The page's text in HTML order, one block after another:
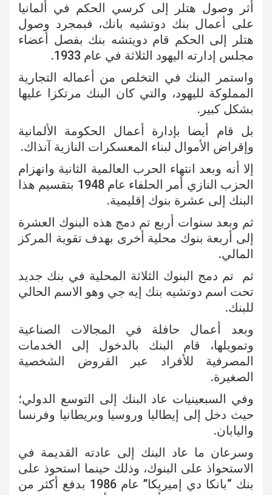
أثر وصول هتلر إلى كرسي الحكم في ألمانيا
على أعمال بنك دوتشيه بانك، فبمجرد وصول
هتلر إلى الحكم قام دويتشه بنك بفصل أعضاء
مجلس إدارته اليهود الثلاثة في عام 1933.
واستمر البنك في التخلص من أعماله التجارية
المملوكة لليهود، والتي كان البنك مرتكزا عليها
بشكل كبير.
بل قام أيضا بإدارة أعمال الحكومة الألمانية
وإقراض الأموال لبناء المعسكرات النازية آنذاك.
إلا أنه وبعد انتهاء الحرب العالمية الثانية وانهزام
الحزب النازي أمر الحلفاء عام 1948 بتقسيم هذا
البنك إلى عشرة بنوك إقليمية.
ثم وبعد سنوات أربع تم دمج هذه البنوك العشرة
إلى أربعة بنوك محلية أخرى بهدف تقوية المركز
المالي.
ثم تم دمج البنوك الثلاثة المحلية في بنك جديد
تحت اسم دوتشيه بنك إيه جي وهو الاسم الحالي
للبنك.
وبعد أعمال حافلة في المجالات الصناعية
وتمويلها، قام البنك بالدخول إلى الخدمات
المصرفية للأفراد عبر القروض الشخصية
الصغيرة.
وفي السبعينيات عاد البنك إلى التوسع الدولي؛
حيث دخل إلى إيطاليا وروسيا وبريطانيا وفرنسا
واليابان.
وسرعان ما عاد البنك إلى عادته القديمة في
الاستحواذ على البنوك، وذلك حينما استحوذ على
بنك “بانكا دي إميريكا” عام 1986 بدفع أكثر من